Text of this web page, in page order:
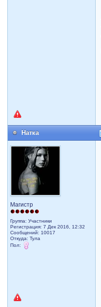
Натка
Магистр
Группа: Участники
Регистрация: 7 Дек 2016, 12:32
Сообщений: 10017
Откуда: Тула
Пол: